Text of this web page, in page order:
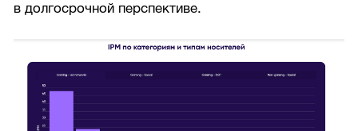
в долгосрочной перспективе.